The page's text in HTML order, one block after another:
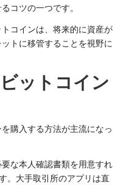
コツの一つです。
コインは、将来的に資産が
トに移管することを視野に
ットコイン
購入する方法が主流になっ
な本人確認書類を用意すれ
。大手取引所のアプリは直